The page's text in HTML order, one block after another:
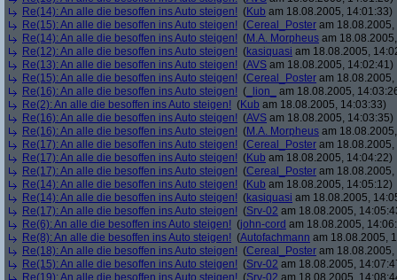
Re(14): An alle die besoffen ins Auto steigen! (Kub am 18.08.2005, 14:01:33)
Re(15): An alle die besoffen ins Auto steigen! (Cereal_Poster am
Re(14): An alle die besoffen ins Auto steigen! (M.A. Morpheus am
Re(12): An alle die besoffen ins Auto steigen! (kasiquasi am 18.08.2005,
Re(13): An alle die besoffen ins Auto steigen! (AVS am 18.08.2005, 14:02:41)
Re(15): An alle die besoffen ins Auto steigen! (Cereal_Poster am
Re(16): An alle die besoffen ins Auto steigen! ( _lion_
am 18.08.2005,
Re(2): An alle die besoffen ins Auto steigen! (Kub am 18.08.2005, 14:03:33)
Re(16): An alle die besoffen ins Auto steigen! (AVS am 18.08.2005, 14:03:35)
Re(16): An alle die besoffen ins Auto steigen! (M.A. Morpheus am
Re(17): An alle die besoffen ins Auto steigen! (Cereal_Poster am
Re(17): An alle die besoffen ins Auto steigen! (Kub am 18.08.2005, 14:04:22)
Re(17): An alle die besoffen ins Auto steigen! (Cereal_Poster am
Re(14): An alle die besoffen ins Auto steigen! (Kub am 18.08.2005, 14:05:12)
Re(14): An alle die besoffen ins Auto steigen! (kasiquasi am 18.08.2005,
Re(17): An alle die besoffen ins Auto steigen! (Srv-02 am 18.08.2005,
Re(6): An alle die besoffen ins Auto steigen! (john-cord am 18.08.2005,
Re(8): An alle die besoffen ins Auto steigen! (Autofachmann am 18.08.2005,
Re(18): An alle die besoffen ins Auto steigen! (Cereal_Poster am
Re(15): An alle die besoffen ins Auto steigen! (Srv-02 am 18.08.2005,
Re(19): An alle die besoffen ins Auto steigen! (Srv-02 am 18.08.2005,